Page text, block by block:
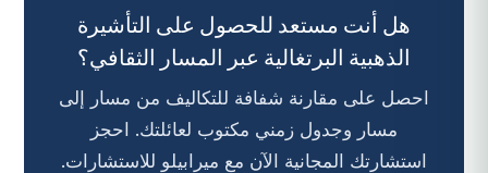
هل أنت مستعد للحصول على التأشيرة
الذهبية البرتغالية عبر المسار الثقافي؟
احصل على مقارنة شفافة للتكاليف من مسار إلى
مسار وجدول زمني مكتوب لعائلتك. احجز
استشارتك المجانية الآن مع ميرابيلو للاستشارات.